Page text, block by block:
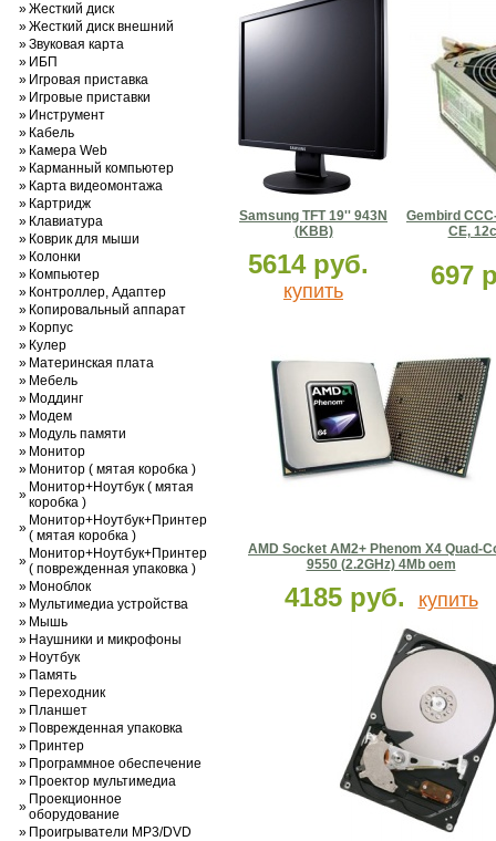
»Жесткий диск
»Жесткий диск внешний
»Звуковая карта
» ИБП
» Игровая приставка
» Игровые приставки
» Инструмент
» Кабель
» Камера Web
» Карманный компьютер
» Карта видеомонтажа
» Картридж
» Клавиатура
» Коврик для мыши
» Колонки
» Компьютер
» Контроллер, Адаптер
» Копировальный аппарат
» Корпус
» Кулер
» Материнская плата
» Мебель
» Моддинг
» Модем
» Модуль памяти
» Монитор
» Монитор ( мятая коробка )
» Монитор+Ноутбук ( мятая
коробка )
» Монитор+Ноутбук+Принтер
( мятая коробка )
» Монитор+Ноутбук+Принтер
( поврежденная упаковка )
» Моноблок
» Мультимедиа устройства
» Мышь
» Наушники и микрофоны
» Ноутбук
» Память
» Переходник
» Планшет
» Поврежденная упаковка
» Принтер
» Программное обеспечение
» Проектор мультимедиа
» Проекционное
оборудование
» Проигрыватели MP3/DVD
Samsung TFT 19'' 943N
(KBB)
Gembird
CE,
5614 руб.
купить
697
AMD Socket AM2+ Phenom X4 Quad-
9550 (2.2GHz) 4Mb oem
4185 руб. купить